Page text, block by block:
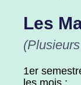
Les
1er